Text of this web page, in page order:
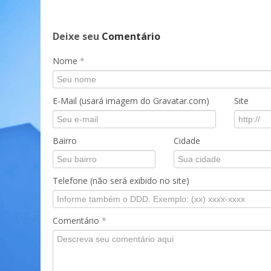
Deixe seu Comentário
Nome *
E-Mail (usará imagem do Gravatar.com) Site
Bairro Cidade
Telefone (não será exibido no site)
Comentário *